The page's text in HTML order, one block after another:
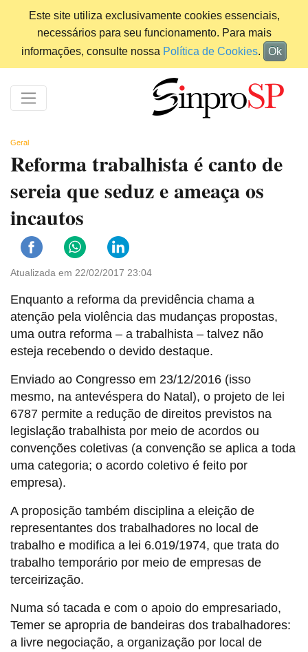
Este site utiliza exclusivamente cookies essenciais,
necessários para seu funcionamento. Para mais
informações, consulte nossa Política de Cookies. Ok
Geral
Reforma trabalhista é canto de
sereia que seduz e ameaça os
incautos
Atualizada em 22/02/2017 23:04
Enquanto a reforma da previdência chama a
atenção pela violência das mudanças propostas,
uma outra reforma – a trabalhista – talvez não
esteja recebendo o devido destaque.
Enviado ao Congresso em 23/12/2016 (isso
mesmo, na antevéspera do Natal), o projeto de lei
6787 permite a redução de direitos previstos na
legislação trabalhista por meio de acordos ou
convenções coletivas (a convenção se aplica a toda
uma categoria; o acordo coletivo é feito por
empresa).
A proposição também disciplina a eleição de
representantes dos trabalhadores no local de
trabalho e modifica a lei 6.019/1974, que trata do
trabalho temporário por meio de empresas de
terceirização.
Numa só tacada e com o apoio do empresariado,
Temer se apropria de bandeiras dos trabalhadores:
a livre negociação, a organização por local de